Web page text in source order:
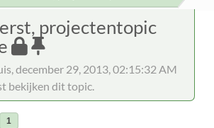
projectentopic
december 29, 2013, 02:15:32 AM
bekijken dit topic.
1